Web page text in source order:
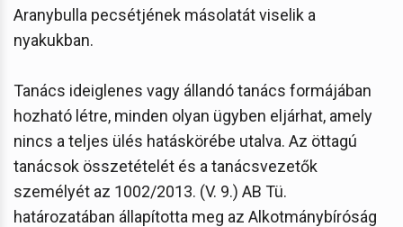
Aranybulla pecsétjének másolatát viselik a
nyakukban.
Tanács ideiglenes vagy állandó tanács formájában
hozható létre, minden olyan ügyben eljárhat, amely
nincs a teljes ülés hatáskörébe utalva. Az öttagú
tanácsok összetételét és a tanácsvezetők
személyét az 1002/2013. (V. 9.) AB Tü.
határozatában állapította meg az Alkotmánybíróság